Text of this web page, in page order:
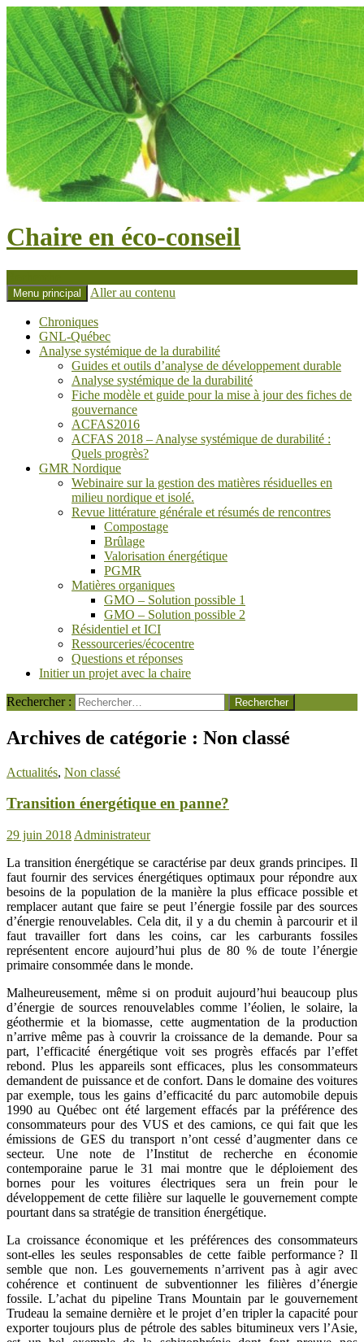
Chaire en éco-conseil
Menu principal Aller au contenu
Chroniques
GNL-Québec
Analyse systémique de la durabilité
Guides et outils d’analyse de développement durable
Analyse systémique de la durabilité
Fiche modèle et guide pour la mise à jour des fiches de
gouvernance
ACFAS2016
ACFAS 2018 – Analyse systémique de durabilité :
Quels progrès?
GMR Nordique
Webinaire sur la gestion des matières résiduelles en
milieu nordique et isolé.
Revue littérature générale et résumés de rencontres
Compostage
Brûlage
Valorisation énergétique
PGMR
Matières organiques
GMO – Solution possible 1
GMO – Solution possible 2
Résidentiel et ICI
Ressourceries/écocentre
Questions et réponses
Initier un projet avec la chaire
Rechercher :
Archives de catégorie : Non classé
Actualités, Non classé
Transition énergétique en panne?
29 juin 2018 Administrateur
La transition énergétique se caractérise par deux grands principes. Il
faut fournir des services énergétiques optimaux pour répondre aux
besoins de la population de la manière la plus efficace possible et
remplacer autant que faire se peut l’énergie fossile par des sources
d’énergie renouvelables. Cela dit, il y a du chemin à parcourir et il
faut travailler fort dans les coins, car les carburants fossiles
représentent encore aujourd’hui plus de 80 % de toute l’énergie
primaire consommée dans le monde.
Malheureusement, même si on produit aujourd’hui beaucoup plus
d’énergie de sources renouvelables comme l’éolien, le solaire, la
géothermie et la biomasse, cette augmentation de la production
n’arrive même pas à couvrir la croissance de la demande. Pour sa
part, l’efficacité énergétique voit ses progrès effacés par l’effet
rebond. Plus les appareils sont efficaces, plus les consommateurs
demandent de puissance et de confort. Dans le domaine des voitures
par exemple, tous les gains d’efficacité du parc automobile depuis
1990 au Québec ont été largement effacés par la préférence des
consommateurs pour des VUS et des camions, ce qui fait que les
émissions de GES du transport n’ont cessé d’augmenter dans ce
secteur. Une note de l’Institut de recherche en économie
contemporaine parue le 31 mai montre que le déploiement des
bornes pour les voitures électriques sera un frein pour le
développement de cette filière sur laquelle le gouvernement compte
pourtant dans sa stratégie de transition énergétique.
La croissance économique et les préférences des consommateurs
sont-elles les seules responsables de cette faible performance ? Il
semble que non. Les gouvernements n’arrivent pas à agir avec
cohérence et continuent de subventionner les filières d’énergie
fossile. L’achat du pipeline Trans Mountain par le gouvernement
Trudeau la semaine dernière et le projet d’en tripler la capacité pour
exporter toujours plus de pétrole des sables bitumineux vers l’Asie,